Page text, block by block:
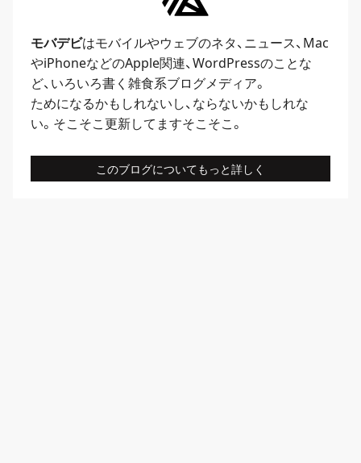
モバデビはモバイルやウェブのネタ、 ニュース、 Mac
やiPhoneなどのApple関連、WordPressのことな
ど、いろいろ書く雑食系ブログメディア。
ためになるかもしれないし、ならないかもしれな
い。そこそこ更新してますそこそこ。
このブログについてもっと詳しく